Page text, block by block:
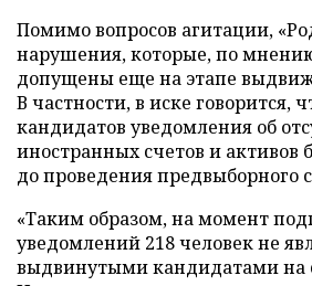
Помимо вопросов агитации,
нарушения, которые, по
допущены еще на этапе
В частности, в иске говорится,
кандидатов уведомления об
иностранных счетов и
до проведения предвыборного
«Таким образом, на момент
уведомлений 218 человек не
выдвинутыми кандидатами на